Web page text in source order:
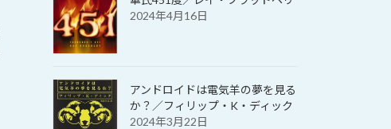
2024年4月16日
アンドロイドは電気羊の夢を見る
か？／フィリップ・K・ディック
2024年3月22日